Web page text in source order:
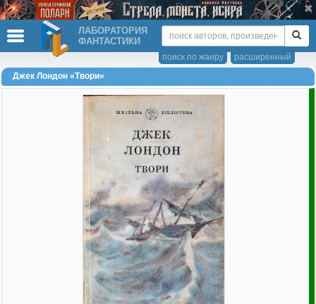
ЛАБОРАТОРИЯ
ФАНТАСТИКИ
расширенный
поиск по жанру
Джек Лондон «Твори»